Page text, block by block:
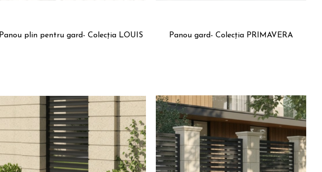
Panou plin pentru gard- Colecția LOUIS Panou gard- Colecția PRIMAVERA